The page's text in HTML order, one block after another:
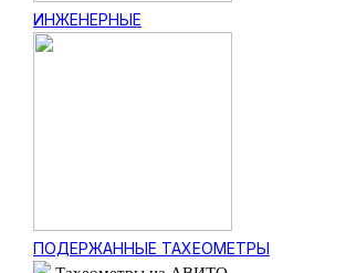
ИНЖЕНЕРНЫЕ
ПОДЕРЖАННЫЕ ТАХЕОМЕТРЫ